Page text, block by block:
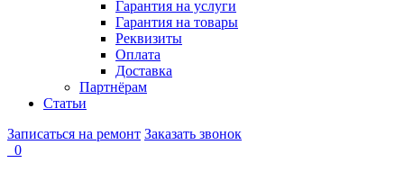
Гарантия на услуги
Гарантия на товары
Реквизиты
Оплата
Доставка
Партнёрам
Статьи
Записаться на ремонт Заказать звонок
0